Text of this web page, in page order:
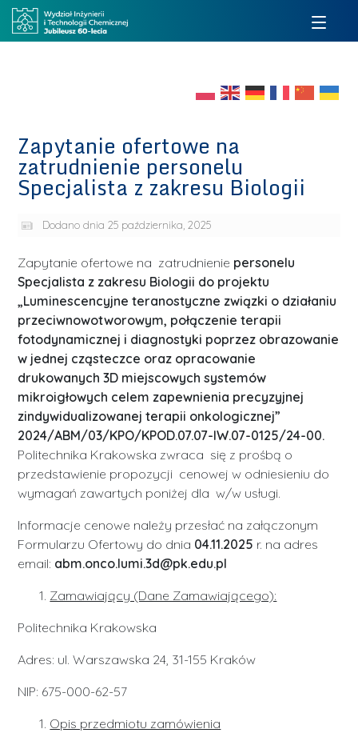
Zapytanie ofertowe na
zatrudnienie personelu
Specjalista z zakresu Biologii
Dodano dnia 25 października, 2025
Zapytanie ofertowe na zatrudnienie personelu
Specjalista z zakresu Biologii do projektu
„Luminescencyjne teranostyczne związki o działaniu
przeciwnowotworowym, połączenie terapii
fotodynamicznej i diagnostyki poprzez obrazowanie
w jednej cząsteczce oraz opracowanie
drukowanych 3D miejscowych systemów
mikroigłowych celem zapewnienia precyzyjnej
zindywidualizowanej terapii onkologicznej”
2024/ABM/03/KPO/KPOD.07.07-IW.07-0125/24-00.
Politechnika Krakowska zwraca się z prośbą o
przedstawienie propozycji cenowej w odniesieniu do
wymagań zawartych poniżej dla w/w usługi.
Informacje cenowe należy przesłać na załączonym
Formularzu Ofertowy do dnia 04.11.2025 r. na adres
email: abm.onco.lumi.3d@pk.edu.pl
Zamawiający (Dane Zamawiającego):
Politechnika Krakowska
Adres: ul. Warszawska 24, 31-155 Kraków
NIP: 675-000-62-57
Opis przedmiotu zamówienia